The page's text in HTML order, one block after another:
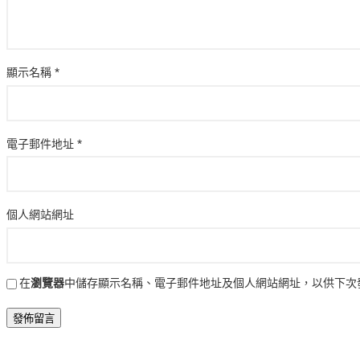
顯示名稱 *
電子郵件地址 *
個人網站網址
在瀏覽器中儲存顯示名稱、電子郵件地址及個人網站網址，以供下次